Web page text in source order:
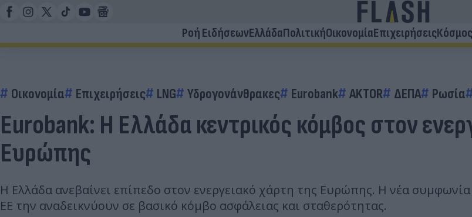
Ροή ΕιδήσεωνΕλλάδαΠολιτικήΟικονομίαΕπιχειρήσειςΚόσμος
Οικονομία Επιχειρήσεις LNG Υδρογονάνθρακες Eurobank AKTOR ΔΕΠΑ Ρωσία
Eurobank: Η Ελλάδα κεντρικός κόμβος στον
Ευρώπης
Η Ελλάδα ανεβαίνει επίπεδο στον ενεργειακό χάρτη της Ευρώπης. Η νέα
ΕΕ την αναδεικνύουν σε βασικό κόμβο ασφάλειας και σταθερότητας.